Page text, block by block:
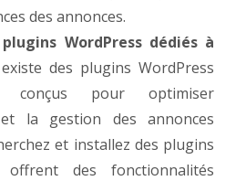
des annonces.
WordPress dédiés à
des plugins WordPress
conçus pour optimiser
et la gestion des annonces
et installez des plugins
des fonctionnalités